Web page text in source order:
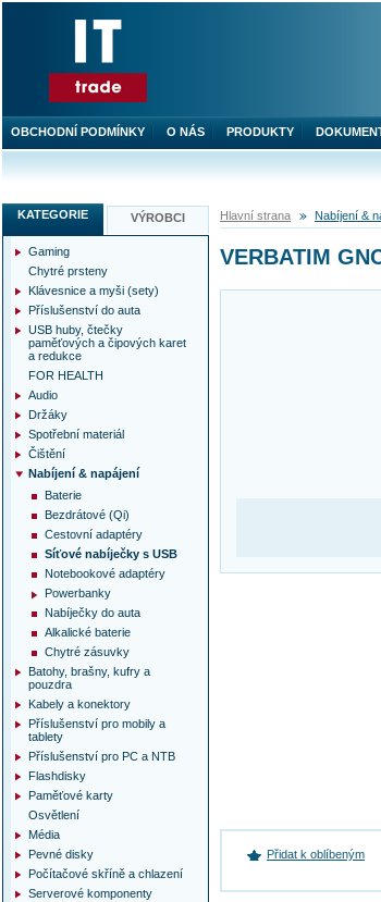
Hlavní strana Nabíjení &
VERBATIM
Přidat k oblíbeným
KATEGORIE VÝROBCI
Gaming
Chytré prsteny
Klávesnice a myši (sety)
Příslušenství do auta
USB huby, čtečky
paměťových a čipových karet
a redukce
FOR HEALTH
Audio
Držáky
Spotřební materiál
Čištění
Nabíjení & napájení
Baterie
Bezdrátové (Qi)
Cestovní adaptéry
Síťové nabíječky s USB
Notebookové adaptéry
Powerbanky
Nabíječky do auta
Alkalické baterie
Chytré zásuvky
Batohy, brašny, kufry a
pouzdra
Kabely a konektory
Příslušenství pro mobily a
tablety
Příslušenství pro PC a NTB
Flashdisky
Paměťové karty
Osvětlení
Média
Pevné disky
Počítačové skříně a chlazení
Serverové komponenty
OBCHODNÍ PODMÍNKY O NÁS PRODUKTY